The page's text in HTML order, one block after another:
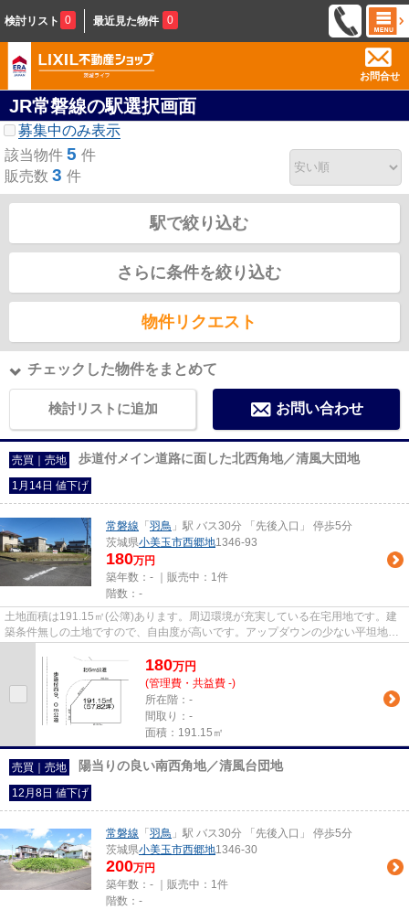
検討リスト 0 最近見た物件 0
お問合せ
JR常磐線の駅選択画面
募集中のみ表示
該当物件 5 件
販売数 3 件
駅で絞り込む
さらに条件を絞り込む
物件リクエスト
チェックした物件をまとめて
検討リストに追加 お問い合わせ
売買｜売地 歩道付メイン道路に面した北西角地／清風大団地
1月14日 値下げ
常磐線 「 羽鳥 」駅 バス30分 「先後入口」 停歩5分
茨城県小美玉市西郷地1346-93
180万円
築年数：- ｜販売中： 1件
階数：-
土地面積は191.15㎡(公簿)あります。周辺環境が充実している在宅用地です。建
築条件無しの土地ですので、自由度が高いです。アップダウンの少ない平坦地で
180万円
(管理費・共益費 -)
所在階：-
間取り：-
面積：191.15㎡
売買｜売地 陽当りの良い南西角地／清風台団地
12月8日 値下げ
常磐線 「 羽鳥 」駅 バス30分 「先後入口」 停歩5分
茨城県小美玉市西郷地1346-30
200万円
築年数：- ｜販売中： 1件
階数：-